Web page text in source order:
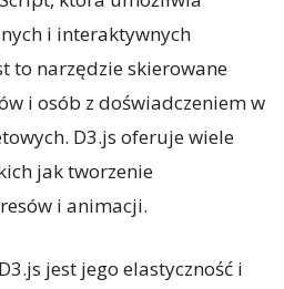
i interaktywnych
to narzędzie skierowane
i osób z doświadczeniem w
D3.js oferuje wiele
jak tworzenie
i animacji.
jest jego elastyczność i